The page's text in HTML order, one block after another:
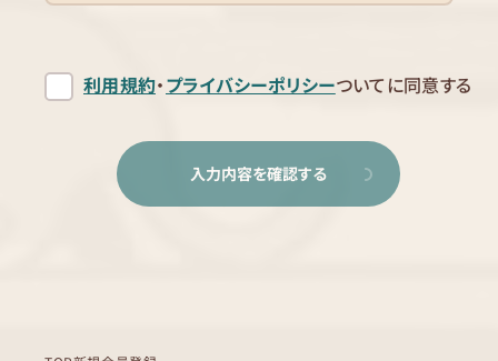
利用規約・プライバシーポリシーついてに同意する
入力内容を確認する